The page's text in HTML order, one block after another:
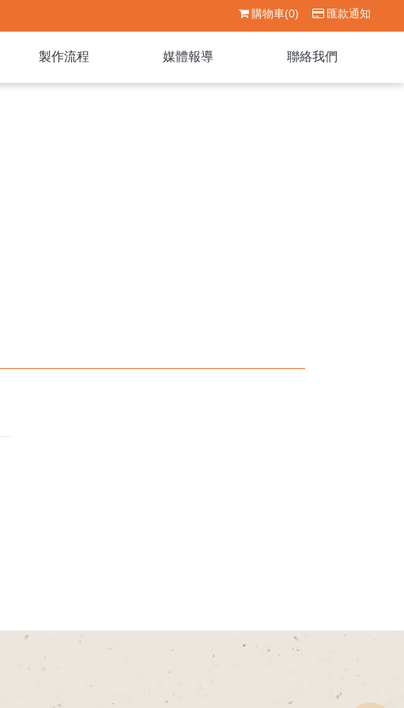
製作流程 媒體報導 聯絡我們
購物車(0) 匯款通知